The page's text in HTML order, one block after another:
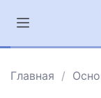
Главная